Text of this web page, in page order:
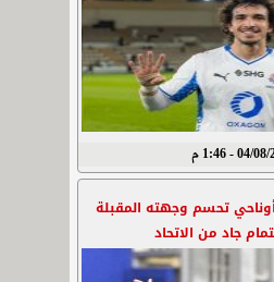
- 1:46 م
تحسم وجهته المقبلة
جاد من الاتحاد